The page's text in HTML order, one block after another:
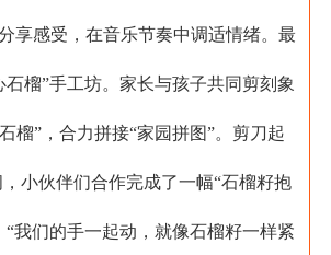
享感受，在音乐节奏中调适情绪。最
石榴”手工坊。家长与孩子共同剪刻象
榴”，合力拼接“家园拼图”。剪刀起
小伙伴们合作完成了一幅“石榴籽抱
“我们的手一起动，就像石榴籽一样紧